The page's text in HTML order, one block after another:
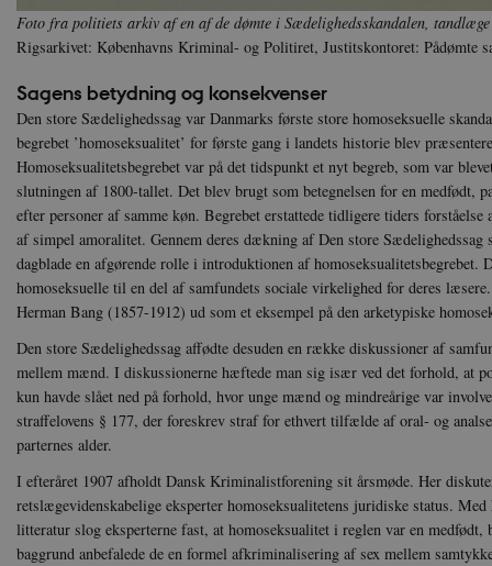
Foto fra politiets arkiv af en af de dømte i Sædelighedsskandalen,
Rigsarkivet: Københavns Kriminal- og Politiret, Justitskontoret: Pådømte
Sagens betydning og konsekvenser
Den store Sædelighedssag var Danmarks første store homoseksuelle
begrebet ’homoseksualitet’ for første gang i landets historie blev
Homoseksualitetsbegrebet var på det tidspunkt et nyt begreb, som var
slutningen af 1800-tallet. Det blev brugt som betegnelsen for en medfødt,
efter personer af samme køn. Begrebet erstattede tidligere tiders
af simpel amoralitet. Gennem deres dækning af Den store
dagblade en afgørende rolle i introduktionen af homoseksualitetsbegrebet.
homoseksuelle til en del af samfundets sociale virkelighed for deres
Herman Bang (1857-1912) ud som et eksempel på den arketypiske
Den store Sædelighedssag affødte desuden en række diskussioner af
mellem mænd. I diskussionerne hæftede man sig især ved det forhold, at
kun havde slået ned på forhold, hvor unge mænd og mindreårige var
straffelovens § 177, der foreskrev straf for ethvert tilfælde af oral- og
parternes alder.
I efteråret 1907 afholdt Dansk Kriminalistforening sit årsmøde. Her
retslægevidenskabelige eksperter homoseksualitetens juridiske status.
litteratur slog eksperterne fast, at homoseksualitet i reglen var en
baggrund anbefalede de en formel afkriminalisering af sex mellem
Navn
be_typo_user
sp_landing
JSESSIONID
CookieScriptConsent
XSRF-TOKEN
__cf_bm
Navn
nmstat
Navn
VISITOR_INFO1_LIVE
cf_clearance
_cfuvid